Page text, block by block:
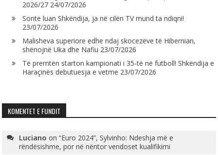
2026/27 24/07/2026
Sonte luan Shkëndija, ja në cilën TV mund ta ndiqni!
23/07/2026
Malisheva superiore edhe ndaj skocezëve të Hibernian,
shënojnë Uka dhe Nafiu 23/07/2026
Të premtën starton kampionati i 35-të në futboll! Shkëndija e
Haraçinës debutuesja e vetme 23/07/2026
KOMENTET E FUNDIT
Luciano on“Euro 2024”, Sylvinho: Ndeshja më e
rëndësishme, por në nëntor vendoset kualifikimi